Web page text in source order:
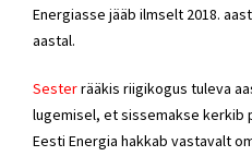
Energiasse jääb ilmselt 2018.
aastal.
Sesterrääkis riigikogus tuleva
lugemisel, et sissemakse kerkib
Eesti Energia hakkab vastavalt